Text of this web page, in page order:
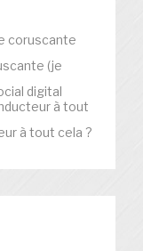
coruscante
(je
digital
à tout
à tout cela ?